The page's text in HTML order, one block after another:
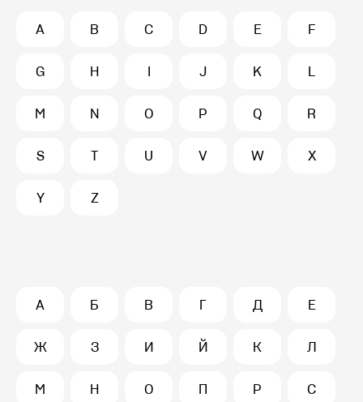
A B C D E F
G H I J K L
M N O P Q R
S T U V W X
Y Z
А Б В Г Д Е
Ж З И Й К Л
М Н О П Р С